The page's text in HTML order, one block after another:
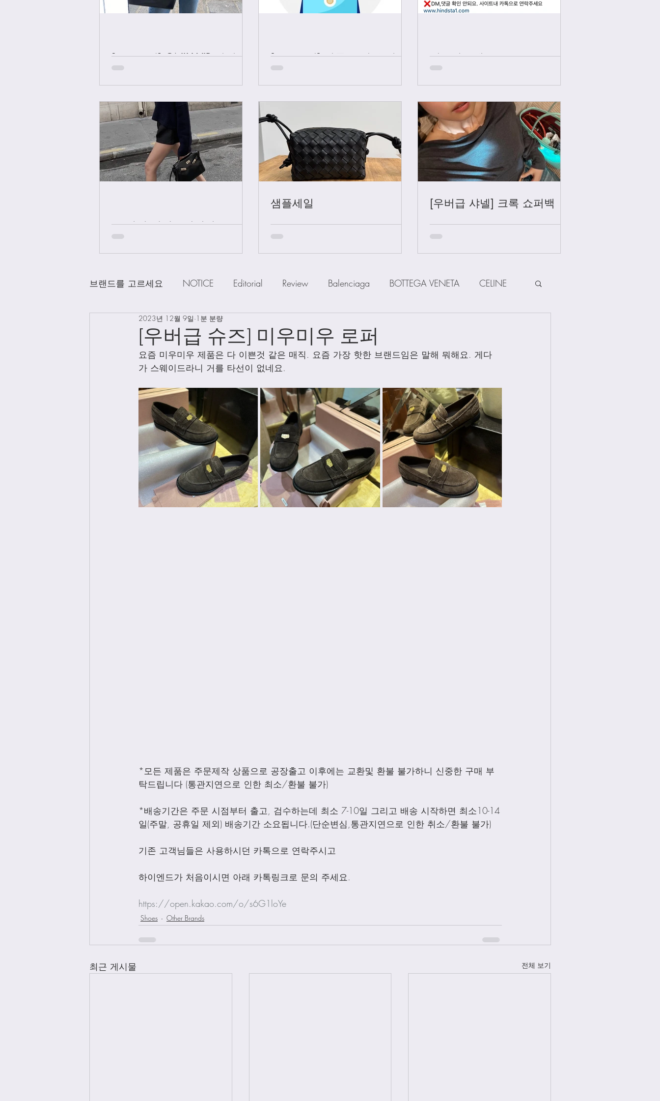
[중요공지] ONLY VIP 샤넬 +
에르메스 올수공
[중요공지] 카톡 문의 응대 시
간
인스타그램
급 차이 알려드립니다.
샘플세일 [우버급 샤넬] 크록 쇼퍼백
브랜드를 고르세요 NOTICE Editorial Review Balenciaga BOTTEGA VENETA CELINE
CHANEL DELVAUX DIOR
Loro Piana MiuMiu PRADA SAINT LAUENT The Row Other Brands
Bag Charms Clothing Watch Wallet Shoes Scarfs Straps Jewellery
[우버급 슈즈] 미우미우 로퍼
2023년 12월 9일 1분 분량
요즘 미우미우 제품은 다 이쁜것 같은 매직. 요즘 가장 핫한 브랜드임은 말해 뭐해요. 게다
가 스웨이드라니 거를 타선이 없네요.
*모든 제품은 주문제작 상품으로 공장출고 이후에는 교환및 환불 불가하니 신중한 구매 부
탁드립니다 (통관지연으로 인한 최소/환불 불가)
*배송기간은 주문 시점부터 출고, 검수하는데 최소 7-10일 그리고 배송 시작하면 최소10-14
일(주말, 공휴일 제외) 배송기간 소요됩니다.(단순변심,통관지연으로 인한 취소/환불 불가)
기존 고객님들은 사용하시던 카톡으로 연락주시고
하이엔드가 처음이시면 아래 카톡링크로 문의 주세요.
https://open.kakao.com/o/s6G1loYe
Shoes Other Brands
최근 게시물 전체 보기